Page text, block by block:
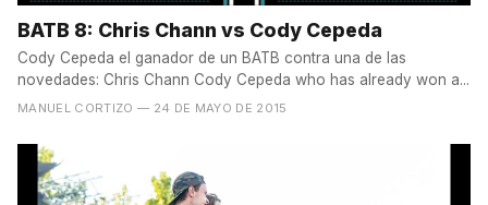
BATB 8: Chris Chann vs Cody Cepeda
Cody Cepeda el ganador de un BATB contra una de las
novedades: Chris Chann Cody Cepeda who has already won a...
MANUEL CORTIZO — 24 DE MAYO DE 2015